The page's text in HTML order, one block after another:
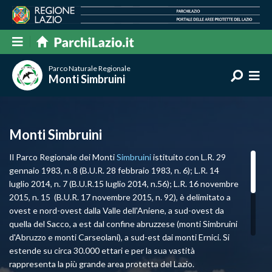
Parco Naturale Regionale
Monti Simbruini
Monti Simbruini
Il Parco Regionale dei MontiSimbruiniistituito con L.R. 29
gennaio 1983, n. 8 (B.U.R. 28 febbraio 1983, n. 6); L.R. 14
luglio 2014, n. 7 (B.U.R.15 luglio 2014, n.56); L.R. 16 novembre
2015, n. 15 (B.U.R. 17 novembre 2015, n. 92), è delimitato a
ovest e nord-ovest dalla Valle dell'Aniene, a sud-ovest da
quella del Sacco, a est dal confine abruzzese (monti Simbruini
d'Abruzzo e monti Carseolani), a sud-est dai monti Ernici. Si
estende su circa 30.000 ettari e per la sua vastità
rappresenta la più grande area protetta del Lazio.